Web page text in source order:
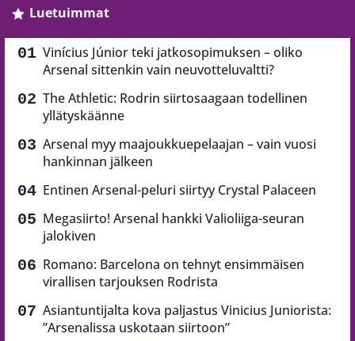
Luetuimmat
Vinícius Júnior teki jatkosopimuksen – oliko
Arsenal sittenkin vain neuvotteluvaltti?
The Athletic: Rodrin siirtosaagaan todellinen
yllätyskäänne
Arsenal myy maajoukkuepelaajan – vain vuosi
hankinnan jälkeen
Entinen Arsenal-peluri siirtyy Crystal Palaceen
Megasiirto! Arsenal hankki Valioliiga-seuran
jalokiven
Romano: Barcelona on tehnyt ensimmäisen
virallisen tarjouksen Rodrista
Asiantuntijalta kova paljastus Vinicius Juniorista:
”Arsenalissa uskotaan siirtoon”